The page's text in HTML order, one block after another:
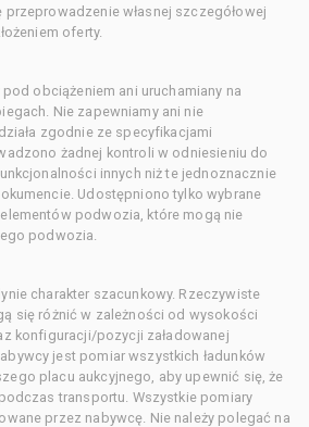
własnej szczegółowej
oferty.
obciążeniem ani uruchamiany na
Nie zapewniamy ani nie
zgodnie ze specyfikacjami
żadnej kontroli w odniesieniu do
innych niż te jednoznacznie
Udostępniono tylko wybrane
podwozia, które mogą nie
podwozia.
charakter szacunkowy. Rzeczywiste
się różnić w zależności od wysokości
konfiguracji/pozycji załadowanej
jest pomiar wszystkich ładunków
placu aukcyjnego, aby upewnić się, że
transportu. Wszystkie pomiary
przez nabywcę. Nie należy polegać na